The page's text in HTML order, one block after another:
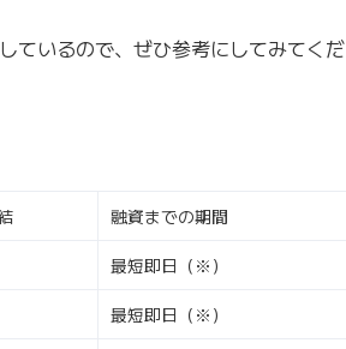
ているので、ぜひ参考にしてみてくだ
融資までの期間
最短即日（※）
最短即日（※）